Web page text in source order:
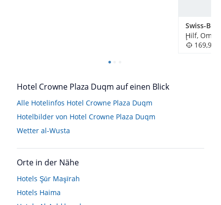
Ḩilf, Oman
169,9km
Hotel Crowne Plaza Duqm auf einen Blick
Alle Hotelinfos Hotel Crowne Plaza Duqm
Hotelbilder von Hotel Crowne Plaza Duqm
Wetter al-Wusta
Orte in der Nähe
Hotels Şūr Maşīrah
Hotels Haima